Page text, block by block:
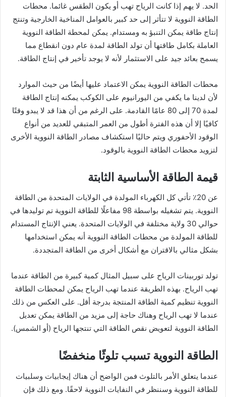
الحد. لا يهم إذا كانت الرياح تهب أو يكون الطقس غائما. محطات
الطاقة النووية لا تتأثر إلى حد كبير بالعوامل المناخية الخارجية وتنتج
إنتاج طاقة يمكن التنبؤ به ومستدام. يمكن لمحطة الطاقة النووية
العاملة بكامل طاقتها أن تولد الطاقة لمدة عام دون انقطاع مما
يسمح بعائد جيد على الاستثمار لأنه لا يوجد تأخير في إنتاج الطاقة.
محطات الطاقة النووية يمكن الاعتماد عليها أيضًا من حيث الموارد
لأن لدينا ما يكفي من اليورانيوم على الكوكب يمكنه إنتاج الطاقة
لمدة 70 إلى 80 عامًا القادمة. على الرغم من أن هذا قد لا يبدو وقتًا
كافيًا إلا أن هذه الفترة أطول من العمر المتبقي للعديد من أنواع
الوقود الأحفوري ويتم حاليًا استكشاف مصادر الطاقة النووية الأخرى
لتزويد محطات الطاقة النووية بالوقود.
قيمة الطاقة الأساسية الثابتة
عن 20٪ تأتي كل الكهرباء المولدة في الولايات المتحدة من الطاقة
النووية. يتم تشغيله بواسطة 98 مفاعلًا للطاقة النووية تم توليدها في
حوالي 30 ولاية مختلفة في الولايات المتحدة. يعني الإنتاج المستدام
للطاقة المولدة من محطات الطاقة النووية أنه يمكن استخدامها
بشكل مثالي بالاقتران مع أشكال أخرى من الطاقة المتجددة.
تولد توربينات الرياح على سبيل المثال كمية كبيرة من الطاقة عندما
تهب الرياح. بهذه الطريقة عندما تهب الرياح يمكن لمحطات الطاقة
النووية تنظيم كمية الطاقة المنتجة بدرجة أقل. على العكس من ذلك
عندما لا تهب الرياح وهناك حاجة إلى مزيد من الطاقة يمكن تعديل
الطاقة النووية لتعويض نقص الطاقة التي تنتجها الرياح (أو الشمس).
الطاقة النووية تسبب تلوثًا منخفضًا
عندما يتعلق الأمر بالتلوث فمن الواضح أن هناك إيجابيات وسلبيات
للطاقة النووية وسننظر في النفايات النووية لاحقًا. ومع ذلك فإن